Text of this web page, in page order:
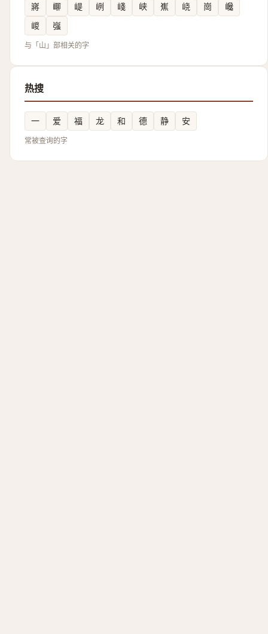
嶈 㟹 崼 峢 㟞 峡 嶣 峣 崗
巉
嵕
嵹
与「山」部相关的字
热搜
一 爱 福 龙 和 德 静 安
常被查询的字